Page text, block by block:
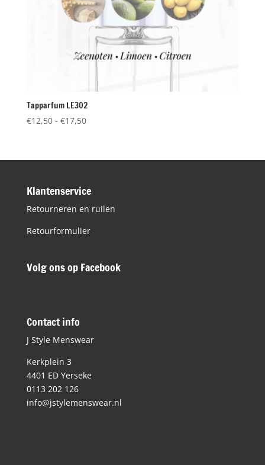
Tapparfum LE302
€12,50 - €17,50Prijsklasse:
€17,50
Klantenservice
Retourneren en ruilen
Retourformulier
Volg ons op Facebook
Contact info
J Style Menswear
Kerkplein 3
4401 ED Yerseke
0113 202 126
info@jstylemenswear.nl